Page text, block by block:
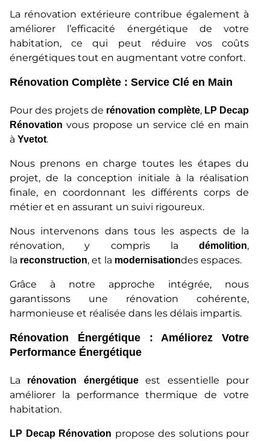
La rénovation extérieure contribue également à
améliorer l’efficacité énergétique de votre
habitation, ce qui peut réduire vos coûts
énergétiques tout en augmentant votre confort.
Rénovation Complète : Service Clé en Main
Pour des projets de rénovation complète, LP Decap
Rénovation vous propose un service clé en main
à Yvetot.
Nous prenons en charge toutes les étapes du
projet, de la conception initiale à la réalisation
finale, en coordonnant les différents corps de
métier et en assurant un suivi rigoureux.
Nous intervenons dans tous les aspects de la
rénovation, y compris la démolition,
la reconstruction, et la modernisationdes espaces.
Grâce à notre approche intégrée, nous
garantissons une rénovation cohérente,
harmonieuse et réalisée dans les délais impartis.
Rénovation Énergétique : Améliorez Votre
Performance Énergétique
La rénovation énergétiqueest essentielle pour
améliorer la performance thermique de votre
habitation.
LP Decap Rénovation propose des solutions pour